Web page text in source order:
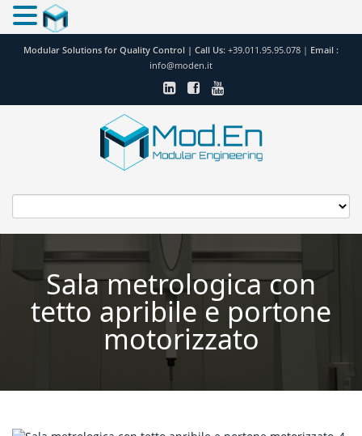
Modular Solutions for Quality Control | Call Us: +39.011.95.95.078 | Email :
info@moden.it
Sala metrologica con
tetto apribile e portone
motorizzato